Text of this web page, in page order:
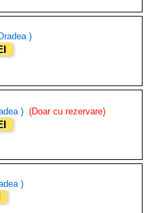
)
) (Doar cu rezervare)
)